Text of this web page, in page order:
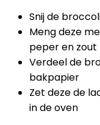
Snij de
Meng deze
peper en zout
Verdeel de
bakpapier
Zet deze de
in de oven